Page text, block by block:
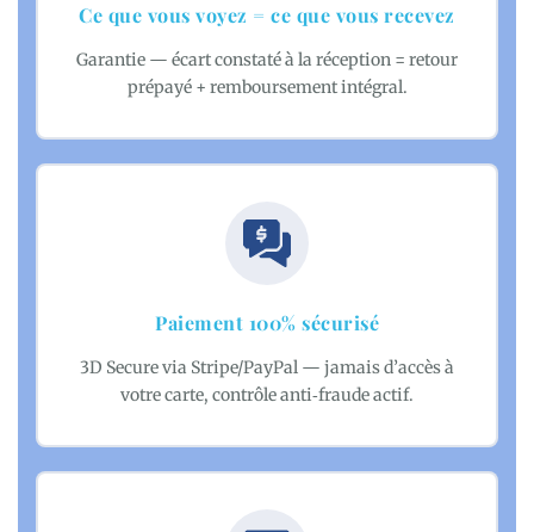
Ce que vous voyez = ce que vous recevez
Garantie — écart constaté à la réception = retour
prépayé + remboursement intégral.
Paiement 100% sécurisé
3D Secure via Stripe/PayPal — jamais d’accès à
votre carte, contrôle anti‑fraude actif.